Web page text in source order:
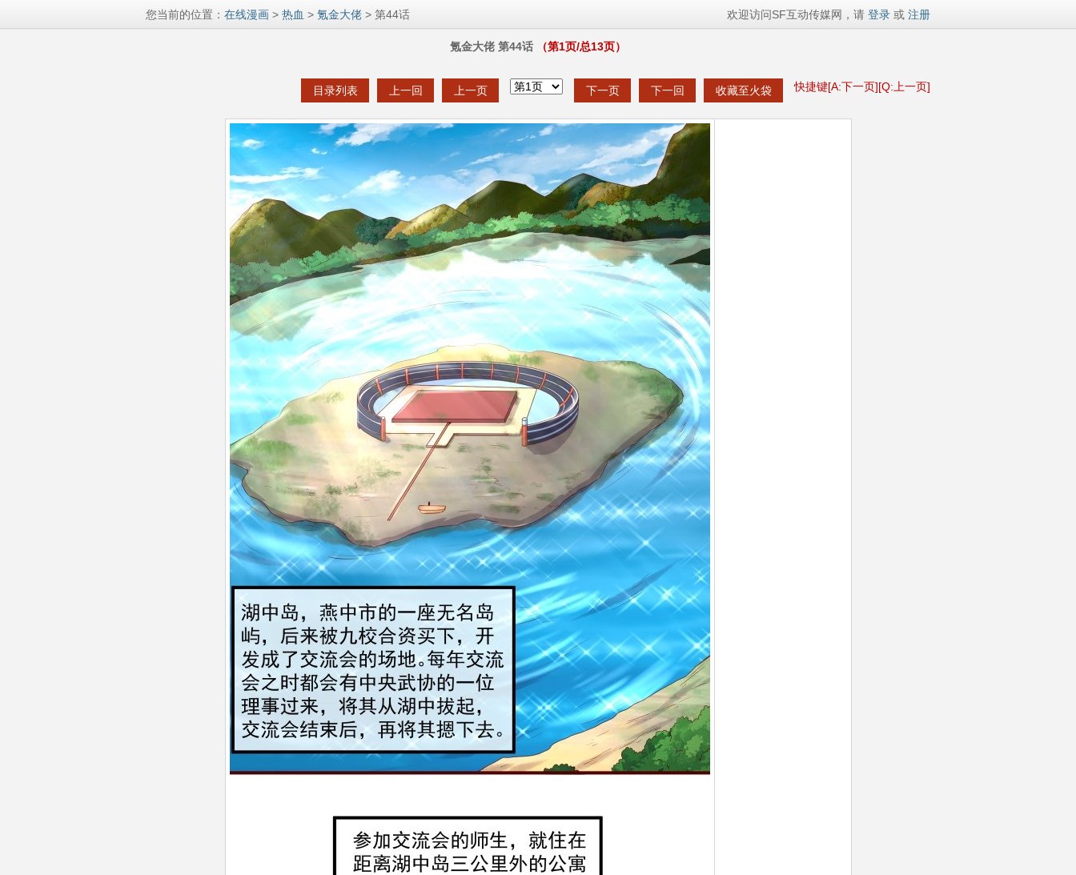
您当前的位置： 在线漫画 > 热血 > 氪金大佬 > 第44话 欢迎访问SF互动传媒网，请 登录 或 注册
氪金大佬 第44话 （第1页/总13页）
目录列表 上一回 上一页 下一页 下一回 收藏至火袋 快捷键[A:下一页][Q:上一页]